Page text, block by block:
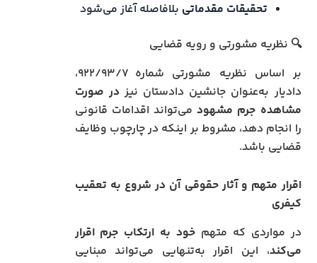
تحقیقات مقدماتی بلافاصله آغاز می‌شود
🔍 نظریه مشورتی و رویه قضایی
بر اساس نظریه مشورتی شماره ۹۲۲/۹۳/۷،
دادیار به‌عنوان جانشین دادستان نیزدر صورت
مشاهده جرم مشهودمی‌تواند اقدامات قانونی
را انجام دهد، مشروط بر اینکه در چارچوب وظایف
قضایی باشد.
اقرار متهم و آثار حقوقی آن در شروع به تعقیب
کیفری
در مواردی که متهم خود به ارتکاب جرم اقرار
می‌کند، این اقرار به‌تنهایی می‌تواند مبنایی